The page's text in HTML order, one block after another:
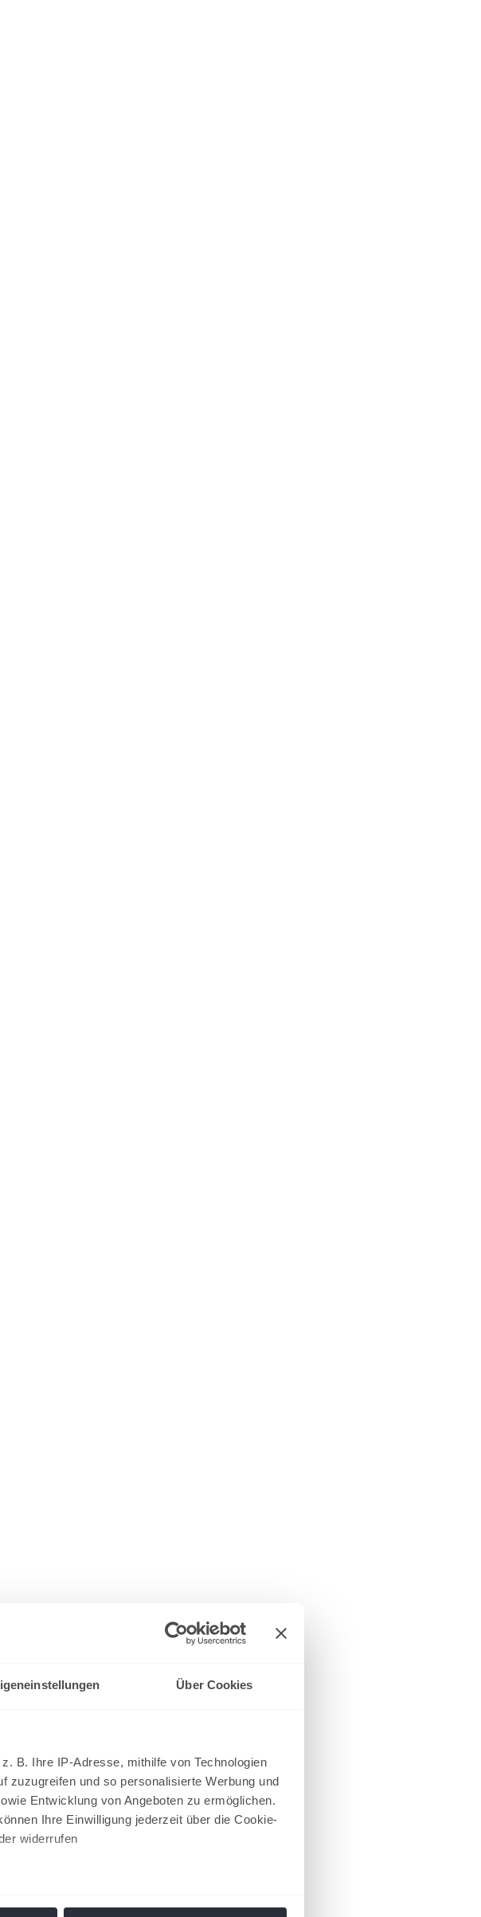
Über Cookies
B. Ihre IP-Adresse, mithilfe von Technologien
zuzugreifen und so personalisierte Werbung und
Entwicklung von Angeboten zu ermöglichen.
Ihre Einwilligung jederzeit über die Cookie-
widerrufen